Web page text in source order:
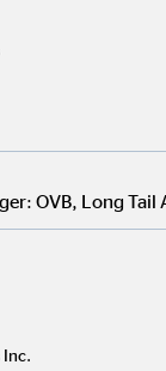
und
die OVB
zur
wie Umwelt
AG arbeitet
OVB, Long Tail
Inc.